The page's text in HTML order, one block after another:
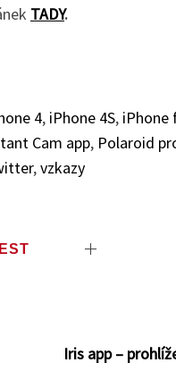
TADY.
4, iPhone 4S,
Cam app, Polaroid
,vzkazy
Iris app –